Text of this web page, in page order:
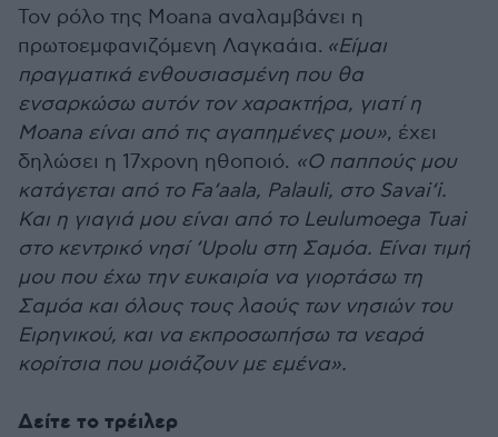
Τον ρόλο της Moana αναλαμβάνει η
πρωτοεμφανιζόμενη Λαγκαάια. «Είμαι
πραγματικά ενθουσιασμένη που θα
ενσαρκώσω αυτόν τον χαρακτήρα, γιατί η
Moana είναι από τις αγαπημένες μου», έχει
δηλώσει η 17χρονη ηθοποιό. «Ο παππούς μου
κατάγεται από το Fa‘aala, Palauli, στο Savai‘i.
Και η γιαγιά μου είναι από το Leulumoega Tuai
στο κεντρικό νησί ‘Upolu στη Σαμόα. Είναι τιμή
μου που έχω την ευκαιρία να γιορτάσω τη
Σαμόα και όλους τους λαούς των νησιών του
Ειρηνικού, και να εκπροσωπήσω τα νεαρά
κορίτσια που μοιάζουν με εμένα».
Δείτε το τρέιλερ